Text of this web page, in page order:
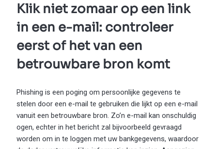
Klik niet zomaar op een link
in een e-mail: controleer
eerst of het van een
betrouwbare bron komt
Phishing is een poging om persoonlijke gegevens te
stelen door een e-mail te gebruiken die lijkt op een e-mail
vanuit een betrouwbare bron. Zo’n e-mail kan onschuldig
ogen, echter in het bericht zal bijvoorbeeld gevraagd
worden om in te loggen met uw bankgegevens, waardoor